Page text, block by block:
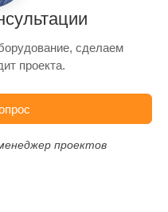
сделаем
проекта.
проектов